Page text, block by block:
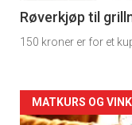
4
Røverkjøp til
150 kroner er for et
Forsiden
MATKURS OG